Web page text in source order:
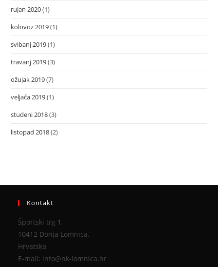
rujan 2020(1)
kolovoz 2019(1)
svibanj 2019(1)
travanj 2019(3)
ožujak 2019(7)
veljača 2019(1)
studeni 2018(3)
listopad 2018(2)
Kontakt
Športski trg 1,
10412 Donja Lomnica,
Hrvatska
E-mail: info@nk-lomnica.hr